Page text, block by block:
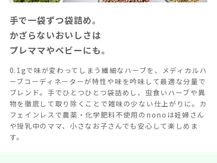
手で一袋ずつ袋詰め。
かざらないおいしさは
プレママやベビーにも。
0.1gで味が変わってしまう繊細なハーブを、メディカルハ
ーブコーディネーターが特性や味を吟味して最適な分量で
ブレンド。手でひとつひとつ袋詰めし、虫食いハーブや異
物を徹底して取り除くことで雑味の少ない仕上がりに。カ
フェインレスで農薬・化学肥料不使用のnonoは妊婦さん
や授乳中のママ、小さなお子さんでも安心して楽しめま
す。